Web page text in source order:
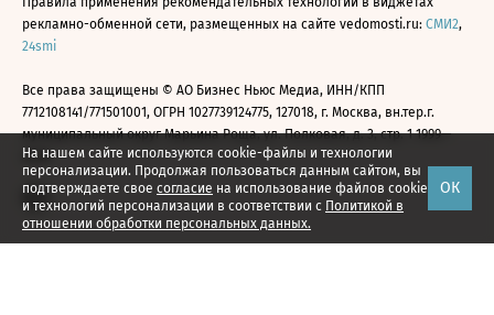
На нашем сайте используются cookie-файлы и технологии
персонализации. Продолжая пользоваться данным сайтом, вы
подтверждаете свое согласие на использование файлов cookie
и технологий персонализации в соответствии с Политикой в
отношении обработки персональных данных.
ОК
рекламно-обменной сети, размещенных на сайте vedomosti.ru: СМИ2,
24smi
Все права защищены © АО Бизнес Ньюс Медиа, ИНН/КПП
7712108141/771501001, ОГРН 1027739124775, 127018, г. Москва, вн.тер.г.
муниципальный округ Марьина Роща, ул. Полковая, д. 3, стр. 1 1999—
2026